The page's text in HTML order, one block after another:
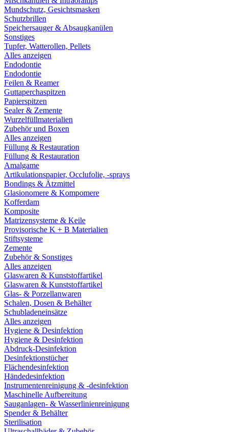
Mundschutz, Gesichtsmasken
Schutzbrillen
Speichersauger & Absaugkanülen
Sonstiges
Tupfer, Watterollen, Pellets
Alles anzeigen
Endodontie
Endodontie
Feilen & Reamer
Guttaperchaspitzen
Papierspitzen
Sealer & Zemente
Wurzelfüllmaterialien
Zubehör und Boxen
Alles anzeigen
Füllung & Restauration
Füllung & Restauration
Amalgame
Artikulationspapier, Occlufolie, -sprays
Bondings & Ätzmittel
Glasionomere & Kompomere
Kofferdam
Komposite
Matrizensysteme & Keile
Provisorische K + B Materialien
Stiftsysteme
Zemente
Zubehör & Sonstiges
Alles anzeigen
Glaswaren & Kunststoffartikel
Glaswaren & Kunststoffartikel
Glas- & Porzellanwaren
Schalen, Dosen & Behälter
Schubladeneinsätze
Alles anzeigen
Hygiene & Desinfektion
Hygiene & Desinfektion
Abdruck-Desinfektion
Desinfektionstücher
Flächendesinfektion
Händedesinfektion
Instrumentenreinigung & -desinfektion
Maschinelle Aufbereitung
Sauganlagen- & Wasserlinienreinigung
Spender & Behälter
Sterilisation